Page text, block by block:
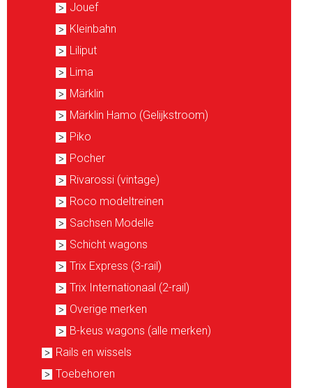
Jouef
Kleinbahn
Liliput
Lima
Märklin
Märklin Hamo (Gelijkstroom)
Piko
Pocher
Rivarossi (vintage)
Roco modeltreinen
Sachsen Modelle
Schicht wagons
Trix Express (3-rail)
Trix Internationaal (2-rail)
Overige merken
B-keus wagons (alle merken)
Rails en wissels
Toebehoren